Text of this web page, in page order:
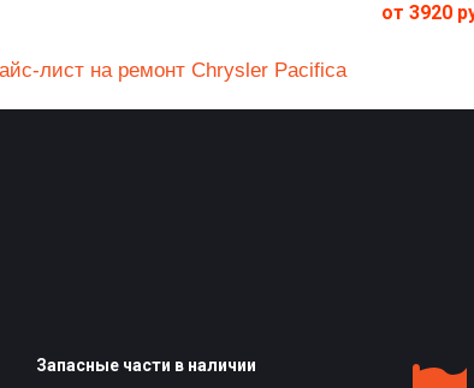
от 3920
лист на ремонт Chrysler Pacifica
Запасные части в наличии